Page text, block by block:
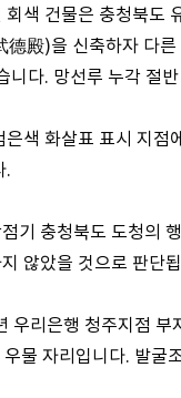
회색 건물은 충청북도
德殿)을 신축하자 다
니다. 망선루 누각 절
은색 화살표 표시 지
.
기 충청북도 도청의
않았을 것으로 판단
우리은행 청주지점
물 자리입니다. 발굴